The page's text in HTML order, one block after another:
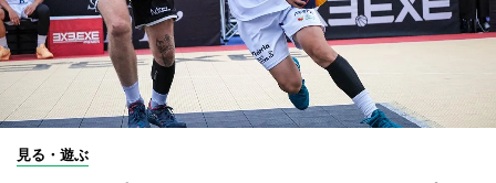
見る・遊ぶ